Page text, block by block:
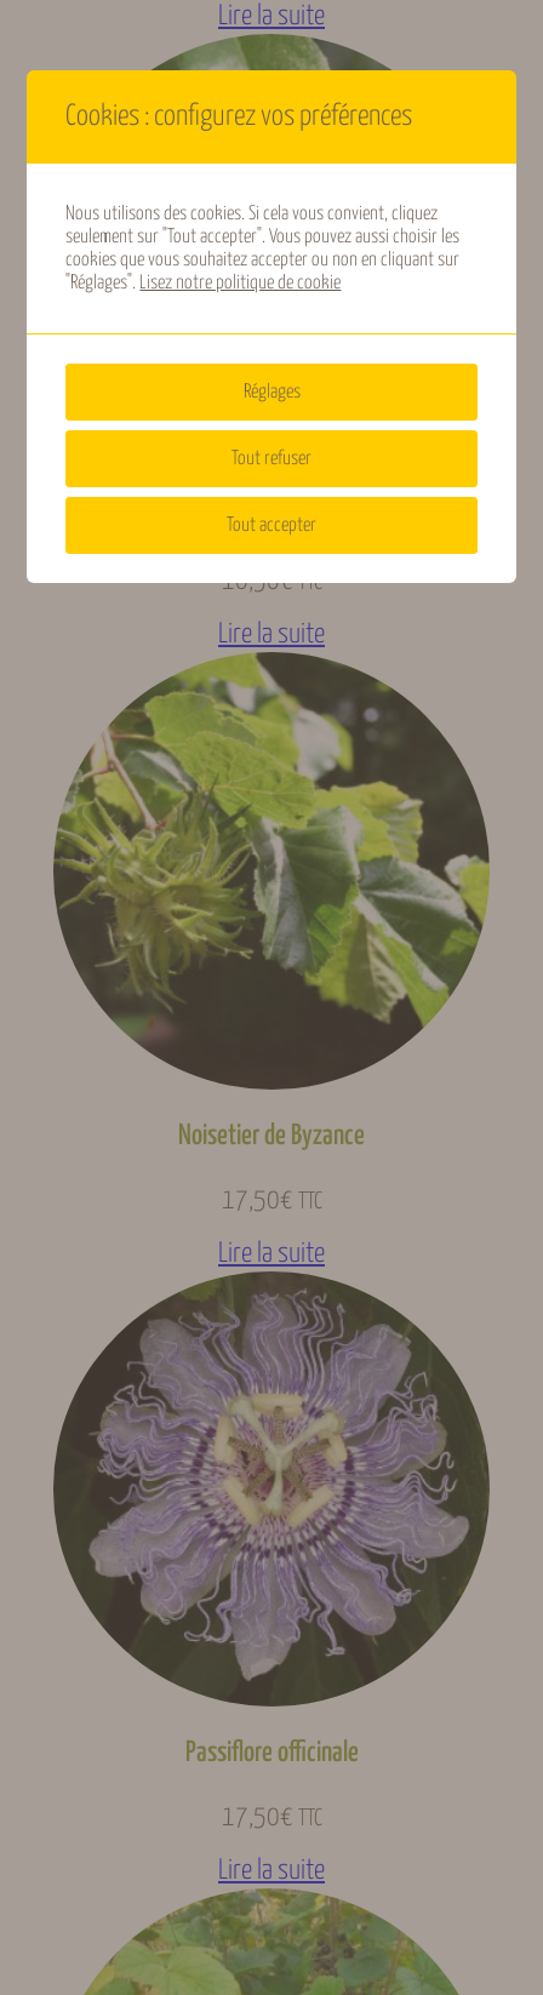
Intérêt
Fixatrice d’azote,
Mellifère, Nectarifère,
Ornementale
géographique
Rusticité Rustique (-10 à -20 °C)
Type de sols
Type de plante Arbre
Lire la suite
Chalef
10,50€ TTC
Lire la suite
Noisetier de Byzance
17,50€ TTC
Lire la suite
Passiflore officinale
17,50€ TTC
Lire la suite
Cookies : configurez vos préférences
Nous utilisons des cookies. Si cela vous convient, cliquez
seulement sur "Tout accepter". Vous pouvez aussi choisir les
cookies que vous souhaitez accepter ou non en cliquant sur
"Réglages".
Lisez notre politique de cookie
Réglages
Tout refuser
Tout accepter